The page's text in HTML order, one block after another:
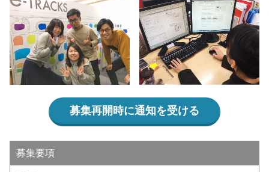
募集再開時に通知を受ける
募集要項